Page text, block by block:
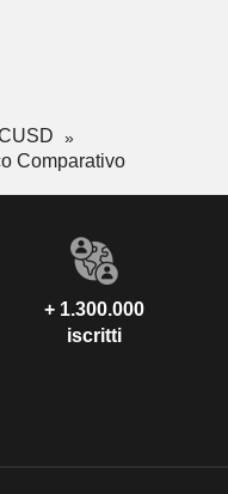
Comparativo
+ 1.300.000
iscritti